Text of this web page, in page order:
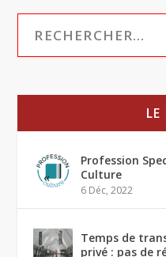
LE
Profession
Culture
6 Déc, 2022
Temps de
privé : pas de